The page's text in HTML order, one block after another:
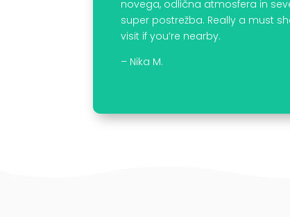
novega, odlična atmosfera in
super postrežba. Really a must
visit if you’re nearby.
– Nika M.